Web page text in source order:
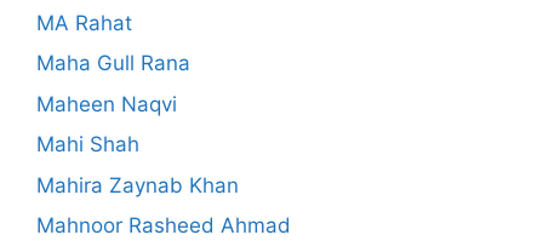
MA Rahat
Maha Gull Rana
Maheen Naqvi
Mahi Shah
Mahira Zaynab Khan
Mahnoor Rasheed Ahmad